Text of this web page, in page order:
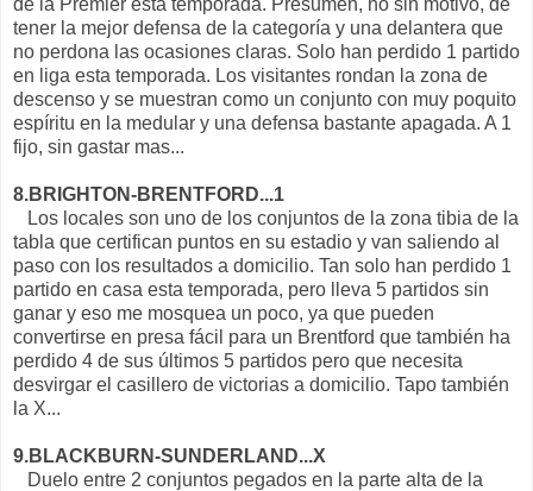
tener la mejor defensa de la categoría y una delantera que
no perdona las ocasiones claras. Solo han perdido 1 partido
en liga esta temporada. Los visitantes rondan la zona de
descenso y se muestran como un conjunto con muy poquito
espíritu en la medular y una defensa bastante apagada. A 1
fijo, sin gastar mas...
8.BRIGHTON-BRENTFORD...1
Los locales son uno de los conjuntos de la zona tibia de la
tabla que certifican puntos en su estadio y van saliendo al
paso con los resultados a domicilio. Tan solo han perdido 1
partido en casa esta temporada, pero lleva 5 partidos sin
ganar y eso me mosquea un poco, ya que pueden
convertirse en presa fácil para un Brentford que también ha
perdido 4 de sus últimos 5 partidos pero que necesita
desvirgar el casillero de victorias a domicilio. Tapo también
la X...
9.BLACKBURN-SUNDERLAND...X
Duelo entre 2 conjuntos pegados en la parte alta de la